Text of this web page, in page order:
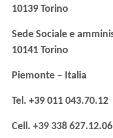
10139 Torino
Sede Sociale e
10141 Torino
Piemonte – Italia
Tel. +39 011 043.70.12
Cell. +39 338 627.12.06